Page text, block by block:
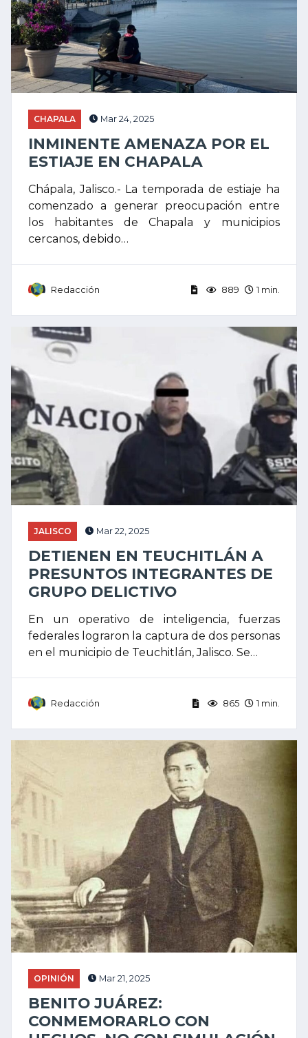
CHAPALA Mar 24, 2025
INMINENTE AMENAZA POR EL
ESTIAJE EN CHAPALA
Chápala, Jalisco.- La temporada de estiaje ha
comenzado a generar preocupación entre
los habitantes de Chapala y municipios
cercanos, debido…
Redacción 889 1 min.
JALISCO Mar 22, 2025
DETIENEN EN TEUCHITLÁN A
PRESUNTOS INTEGRANTES DE
GRUPO DELICTIVO
En un operativo de inteligencia, fuerzas
federales lograron la captura de dos personas
en el municipio de Teuchitlán, Jalisco. Se…
Redacción 865 1 min.
OPINIÓN Mar 21, 2025
BENITO JUÁREZ:
CONMEMORARLO CON